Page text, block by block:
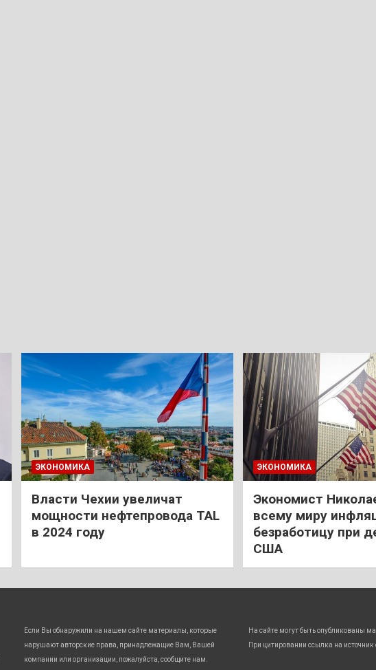
ЭКОНОМИКА
Власти Чехии увеличат
мощности нефтепровода TAL
в 2024 году
ЭКОНОМИКА
Экономист
всему миру
безработицу при
США
Если Вы обнаружили на нашем сайте материалы, которые
нарушают авторские права, принадлежащие Вам, Вашей
компании или организации, пожалуйста, сообщите нам.
На сайте могут быть опубликованы
При цитировании ссылка на источник